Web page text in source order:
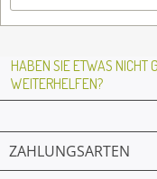
HABEN SIE ETWAS NICHT
WEITERHELFEN?
ZAHLUNGSARTEN